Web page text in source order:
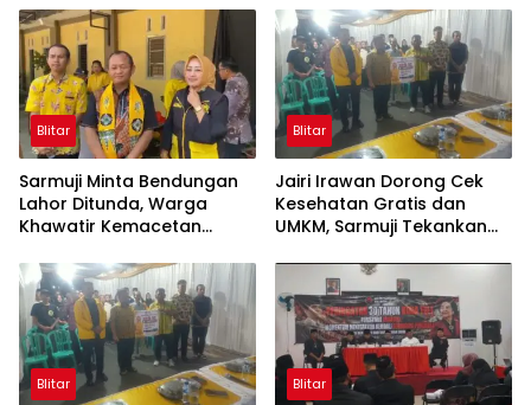
Penutupan Total
Blitar
Sarmuji Minta Bendungan
Lahor Ditunda, Warga
Khawatir Kemacetan
Blitar
Jairi Irawan Dorong Cek
Kesehatan Gratis dan
UMKM, Sarmuji Tekankan
Blitar.
Blitar Blitar